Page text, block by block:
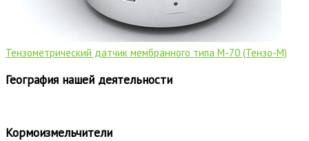
Тензометрический датчик мембранного типа M-70 (Тензо-M)
География нашей деятельности
Кормоизмельчители